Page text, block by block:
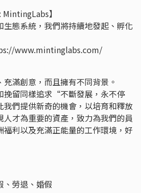
】
態系統，我們將持續地發起、孵化
www.mintinglabs.com/
滿創意，而且擁有不同背景。
挽留同樣追求“不斷發展，永不停
們提供新奇的機會，以培育和釋放
才為重要的資產，致力為我們的員
利以及充滿正能量的工作環境，好
、勞退、婚假